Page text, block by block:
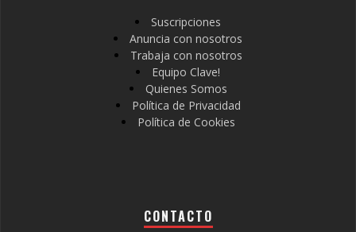
Suscripciones
Anuncia con nosotros
Trabaja con nosotros
Equipo Clave!
Quienes Somos
Política de Privacidad
Política de Cookies
CONTACTO